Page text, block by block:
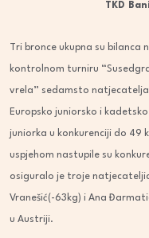
TKD
Tri bronce ukupna su bilanca
kontrolnom turniru
vrela” sedamsto
Europsko juniorsko i
juniorka u konkurenciji do 49
uspjehom nastupile su
osiguralo je troje
Vranešić(-63kg) i Ana
u Austriji.